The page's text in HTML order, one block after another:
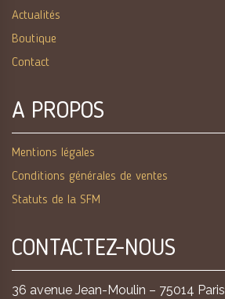
Actualités
Boutique
Contact
A PROPOS
Mentions légales
Conditions générales de ventes
Statuts de la SFM
CONTACTEZ-NOUS
36 avenue Jean-Moulin – 75014 Paris